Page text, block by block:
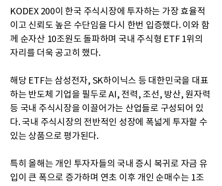
KODEX 200이 한국 주식시장에 투자하는 가장 효율적
이고 신뢰도 높은 수단임을 다시 한번 입증했다. 이와 함
께 순자산 10조원도 돌파하며 국내 주식형 ETF 1위의
자리를 더욱 공고히 했다.
해당 ETF는 삼성전자, SK하이닉스 등 대한민국을 대표
하는 반도체 기업을 필두로 AI, 전력, 조선, 방산, 원자력
등 국내 주식시장을 이끌어가는 산업들로 구성되어 있
다. 국내 주식시장의 전반적인 성장에 폭넓게 투자할 수
있는 상품으로 평가된다.
특히 올해는 개인 투자자들의 국내 증시 복귀로 자금 유
입이 큰 폭으로 증가하며 연초 이후 개인 순매수는 1조